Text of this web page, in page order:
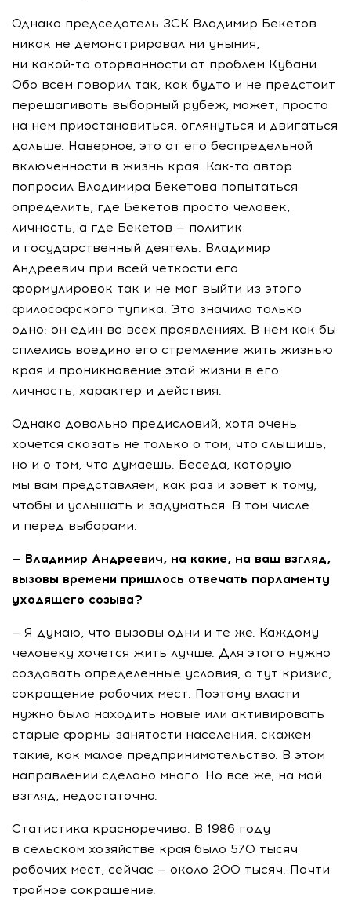
Однако председатель ЗСК Владимир Бекетов
никак не демонстрировал ни уныния,
ни какой-то оторванности от проблем Кубани.
Обо всем говорил так, как будто и не предстоит
перешагивать выборный рубеж, может, просто
на нем приостановиться, оглянуться и двигаться
дальше. Наверное, это от его беспредельной
включенности в жизнь края. Как-то автор
попросил Владимира Бекетова попытаться
определить, где Бекетов просто человек,
личность, а где Бекетов — политик
и государственный деятель. Владимир
Андреевич при всей четкости его
формулировок так и не мог выйти из этого
философского тупика. Это значило только
одно: он един во всех проявлениях. В нем как бы
сплелись воедино его стремление жить жизнью
края и проникновение этой жизни в его
личность, характер и действия.
Однако довольно предисловий, хотя очень
хочется сказать не только о том, что слышишь,
но и о том, что думаешь. Беседа, которую
мы вам представляем, как раз и зовет к тому,
чтобы и услышать и задуматься. В том числе
и перед выборами.
— Владимир Андреевич, на какие, на ваш взгляд,
вызовы времени пришлось отвечать парламенту
уходящего созыва?
— Я думаю, что вызовы одни и те же. Каждому
человеку хочется жить лучше. Для этого нужно
создавать определенные условия, а тут кризис,
сокращение рабочих мест. Поэтому власти
нужно было находить новые или активировать
старые формы занятости населения, скажем
такие, как малое предпринимательство. В этом
направлении сделано много. Но все же, на мой
взгляд, недостаточно.
Статистика красноречива. В 1986 году
в сельском хозяйстве края было 570 тысяч
рабочих мест, сейчас — около 200 тысяч. Почти
тройное сокращение.